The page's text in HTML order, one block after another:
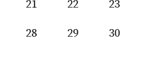
21 22
23
28 29
30